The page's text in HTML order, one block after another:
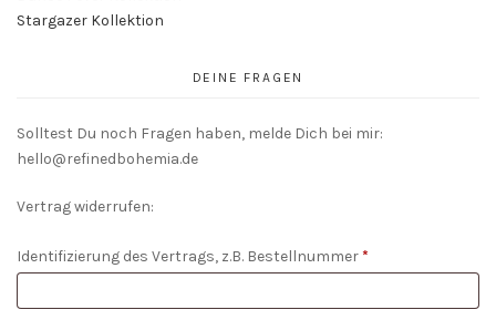
Stargazer Kollektion
DEINE FRAGEN
Solltest Du noch Fragen haben, melde Dich bei mir:
hello@refinedbohemia.de
Vertrag widerrufen:
Identifizierung des Vertrags, z.B. Bestellnummer*